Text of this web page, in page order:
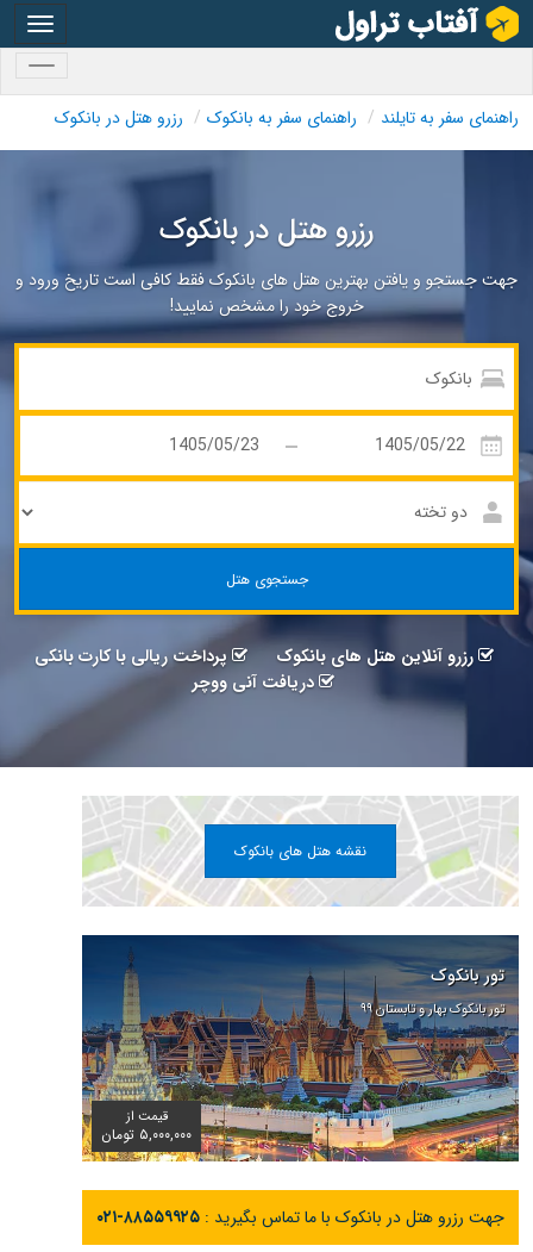
راهنمای سفر به تایلند راهنمای سفر به بانکوک رزرو هتل در بانکوک
رزرو هتل در بانکوک
جهت جستجو و یافتن بهترین هتل های بانکوک فقط کافی است تاریخ ورود و
خروج خود را مشخص نمایید!
جستجوی هتل
رزرو آنلاین هتل های بانکوک
پرداخت ریالی با کارت بانکی
دریافت آنی ووچر
نقشه هتل های بانکوک
تور بانکوک
تور بانکوک بهار و تابستان ۹۹
قیمت از
۵,۰۰۰,۰۰۰ تومان
جهت رزرو هتل در بانکوک با ما تماس بگیرید : ۰۲۱-۸۸۵۵۹۹۲۵